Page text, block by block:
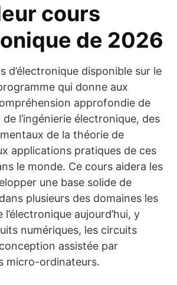
cours
de 2026
d’électronique disponible sur le
qui donne aux
approfondie de
de l’ingénierie électronique, des
de la théorie de
applications pratiques de ces
le monde. Ce cours aidera les
une base solide de
plusieurs des domaines les
aujourd’hui, y
numériques, les circuits
assistée par
micro-ordinateurs.